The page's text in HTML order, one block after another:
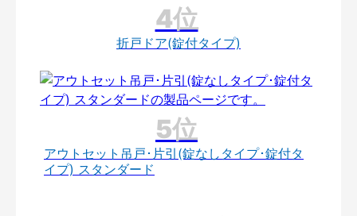
折戸ドア(錠付タイプ)
アウトセット吊戸･片引(錠なしタイプ･錠付タ
イプ) スタンダード